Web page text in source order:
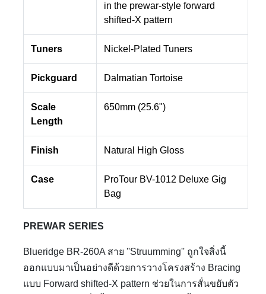
in the prewar-style forward
shifted-X pattern
Tuners Nickel-Plated Tuners
Pickguard Dalmatian Tortoise
Scale
Length
650mm (25.6")
Finish Natural High Gloss
Case
ProTour BV-1012 Deluxe Gig
Bag
PREWAR SERIES
Blueridge BR-260A สาย ''Struumming'' ถูกใจสิ่งนี้
ออกแบบมาเป็นอย่างดีด้วยการวางโครงสร้าง Bracing
แบบ Forward shifted-X pattern ช่วยในการสั่นขยับตัว